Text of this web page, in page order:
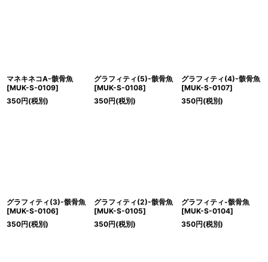
マネキネコA-骸骨魚
[MUK-S-0109]
350円(税別)
グラフィティ(5)-骸骨魚
[MUK-S-0108]
350円(税別)
グラフィティ(4)-骸骨魚
[MUK-S-0107]
350円(税別)
グラフィティ(3)-骸骨魚
[MUK-S-0106]
350円(税別)
グラフィティ(2)-骸骨魚
[MUK-S-0105]
350円(税別)
グラフィティ-骸骨魚
[MUK-S-0104]
350円(税別)